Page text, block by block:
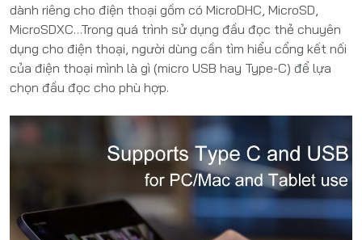
dành riêng cho điện thoại gồm có MicroDHC, MicroSD,
MicroSDXC…Trong quá trình sử dụng đầu đọc thẻ chuyên
dụng cho điện thoại, người dùng cần tìm hiểu cổng kết nối
của điện thoại mình là gì (micro USB hay Type-C) để lựa
chọn đầu đọc cho phù hợp.